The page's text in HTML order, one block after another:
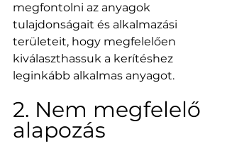
megfontolni az anyagok
tulajdonságait és alkalmazási
területeit, hogy megfelelően
kiválaszthassuk a kerítéshez
leginkább alkalmas anyagot.
2. Nem megfelelő
alapozás